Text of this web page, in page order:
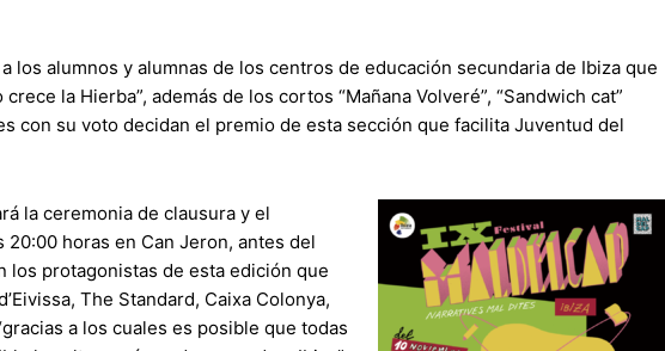
alumnos y alumnas de los centros de educación secundaria de Ibiza que
la Hierba”, además de los cortos “Mañana Volveré”, “Sandwich cat”
con su voto decidan el premio de esta sección que facilita Juventud del
la ceremonia de clausura y el
horas en Can Jeron, antes del
los protagonistas de esta edición que
The Standard, Caixa Colonya,
a los cuales es posible que todas